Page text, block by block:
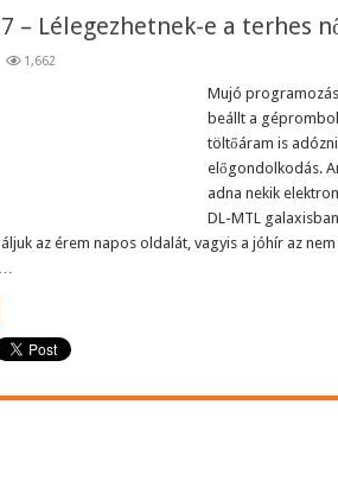
– Lélegezhetnek-e a terhes
1,662
Mujó
beállt a
töltőáram is
előgondolkodás.
adna nekik
DL-MTL
az érem napos oldalát, vagyis a jóhír az